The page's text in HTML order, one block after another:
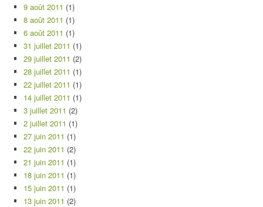
9 août 2011 (1)
8 août 2011 (1)
6 août 2011 (1)
31 juillet 2011 (1)
29 juillet 2011 (2)
28 juillet 2011 (1)
22 juillet 2011 (1)
14 juillet 2011 (1)
3 juillet 2011 (2)
2 juillet 2011 (1)
27 juin 2011 (1)
22 juin 2011 (2)
21 juin 2011 (1)
18 juin 2011 (1)
15 juin 2011 (1)
13 juin 2011 (2)